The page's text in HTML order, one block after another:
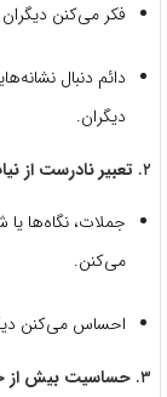
فکر می‌کنن
دائم دنبال
دیگران.
۲. تعبیر نادرست از
جملات، نگاه‌ها
می‌کنن.
احساس می‌کنن
۳. حساسیت بیش از